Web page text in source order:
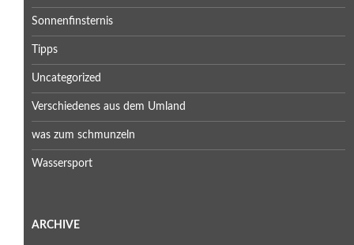
Sonnenfinsternis
Tipps
Uncategorized
Verschiedenes aus dem Umland
was zum schmunzeln
Wassersport
ARCHIVE